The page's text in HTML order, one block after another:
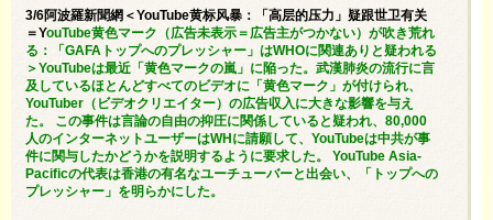
3/6阿波羅新聞網＜YouTube黄标风暴：「高层的压力」疑跟世卫有关
＝YouTube黄色マーク（広告未表示＝広告主がつかない）が吹き荒れ
る：「GAFAトップへのプレッシャー」はWHOに関連ありと疑われる
＞YouTubeは最近「黄色マークの嵐」に陥った。武漢肺炎の流行に言
及しているほとんどすべてのビデオに「黄色マーク」が付けられ、
YouTuber（ビデオクリエイター）の広告収入に大きな影響を与え
た。 この事件は言論の自由の抑圧に関係していると疑われ、80,000
人のインターネットユーザーはWHに請願して、YouTubeは中共が事
件に関与したかどうかを説明するように要求した。 YouTube Asia-
Pacificの代表は香港の有名なユーチューバーと出会い、「トップへの
プレッシャー」を明らかにした。